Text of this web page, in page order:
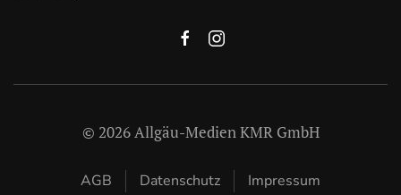
© 2026Allgäu-Medien KMR GmbH
AGB Datenschutz Impressum